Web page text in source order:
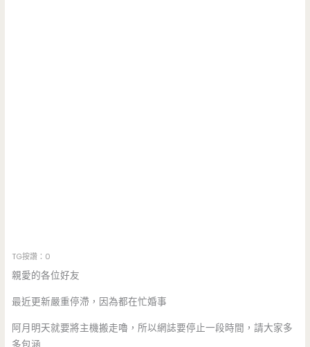
TG按讚：0
親愛的各位好友
最近更新嚴重停滯，因為都在忙婚事
阿月明天就要將主機搬走嚕，所以網誌要停止一段時間，請大家多
多包涵